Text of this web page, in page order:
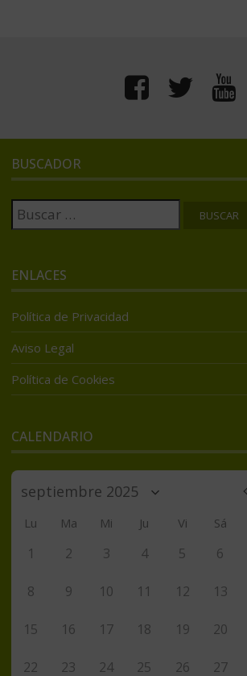
BUSCADOR
Buscar:
ENLACES
Política de Privacidad
Aviso Legal
Política de Cookies
CALENDARIO
Lu Ma Mi Ju Vi Sá
1 2 3 4 5 6
8 9 10 11 12 13
15 16 17 18 19 20
22 23 24 25 26 27